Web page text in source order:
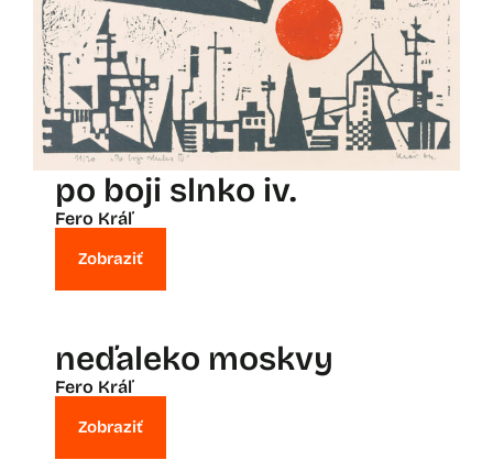
po boji slnko iv.
Fero Kráľ
Zobraziť
neďaleko moskvy
Fero Kráľ
Zobraziť